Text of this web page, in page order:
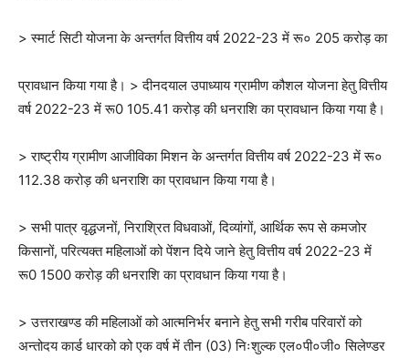
> स्मार्ट सिटी योजना के अन्तर्गत वित्तीय वर्ष 2022-23 में रू० 205 करोड़ का
प्रावधान किया गया है। > दीनदयाल उपाध्याय ग्रामीण कौशल योजना हेतु वित्तीय
वर्ष 2022-23 में रू0 105.41 करोड़ की धनराशि का प्रावधान किया गया है।
> राष्ट्रीय ग्रामीण आजीविका मिशन के अन्तर्गत वित्तीय वर्ष 2022-23 में रू०
112.38 करोड़ की धनराशि का प्रावधान किया गया है।
> सभी पात्र वृद्धजनों, निराश्रित विधवाओं, दिव्यांगों, आर्थिक रूप से कमजोर
किसानों, परित्यक्त महिलाओं को पेंशन दिये जाने हेतु वित्तीय वर्ष 2022-23 में
रू0 1500 करोड़ की धनराशि का प्रावधान किया गया है।
> उत्तराखण्ड की महिलाओं को आत्मनिर्भर बनाने हेतु सभी गरीब परिवारों को
अन्तोदय कार्ड धारको को एक वर्ष में तीन (03) निःशुल्क एल०पी०जी० सिलेण्डर